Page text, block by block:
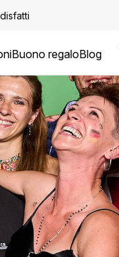
Buono regaloBlog